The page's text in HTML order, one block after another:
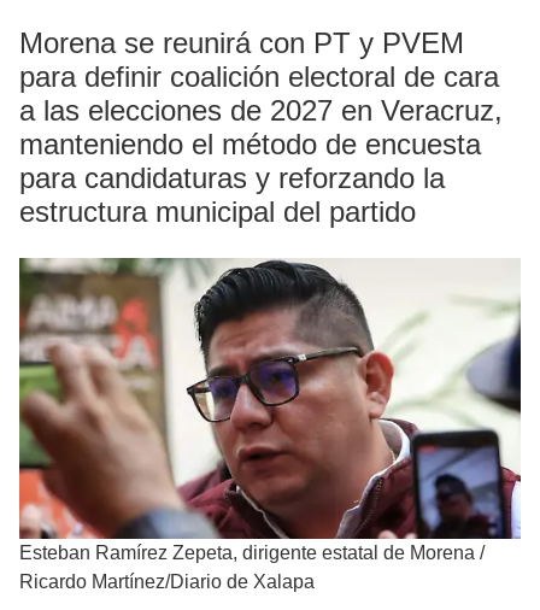
Morena se reunirá con PT y PVEM
para definir coalición electoral de cara
a las elecciones de 2027 en Veracruz,
manteniendo el método de encuesta
para candidaturas y reforzando la
estructura municipal del partido
Esteban Ramírez Zepeta, dirigente estatal de Morena /
Ricardo Martínez/Diario de Xalapa